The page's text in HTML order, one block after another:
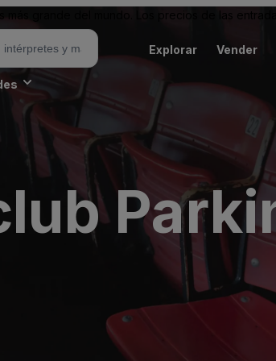
grande del mundo. Los precios de las
Explorar Vender